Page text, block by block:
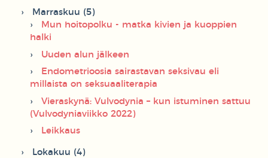
Marraskuu (5)
Mun hoitopolku - matka kivien ja kuoppien
halki
Uuden alun jälkeen
Endometrioosia sairastavan seksivau eli
millaista on seksuaaliterapia
Vieraskynä: Vulvodynia – kun istuminen sattuu
(Vulvodyniaviikko 2022)
Leikkaus
Lokakuu (4)